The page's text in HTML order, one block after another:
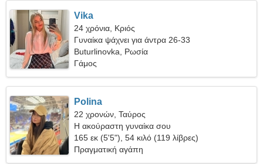
Vika
24 χρόνια, Κριός
Γυναίκα ψάχνει για άντρα 26-33
Buturlinovka, Ρωσία
Γάμος
Polina
22 χρονών, Ταύρος
Η ακούραστη γυναίκα σου
165 εκ (5'5"), 54 κιλό (119 λίβρες)
Πραγματική αγάπη